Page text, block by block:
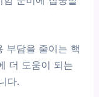
부담을 줄이는 핵
더 도움이 되는
다.